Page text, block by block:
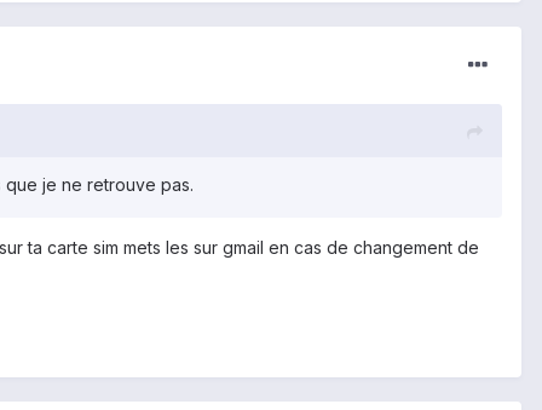
je ne retrouve pas.
ta carte sim mets les sur gmail en cas de changement de